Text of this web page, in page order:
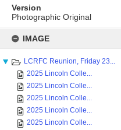
content
IMAGE
LCRFC Reunion, Friday 23...
2025 Lincoln Colle...
2025 Lincoln Colle...
2025 Lincoln Colle...
2025 Lincoln Colle...
2025 Lincoln Colle...
Version
Photographic Original